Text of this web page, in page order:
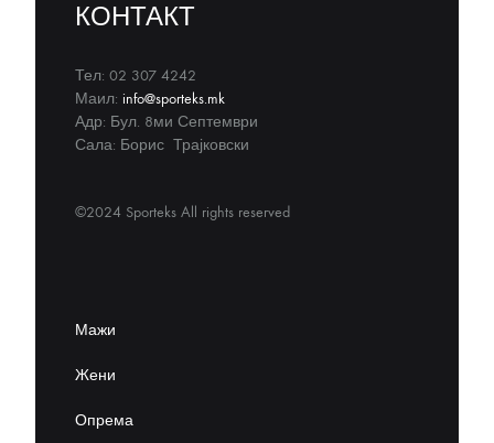
КОНТАКТ
Тел: 02 307 4242
Маил: info@sporteks.mk
Адр: Бул. 8ми Септември
Сала: Борис Трајковски
©2024 Sporteks All rights reserved
Мажи
Жени
Опрема